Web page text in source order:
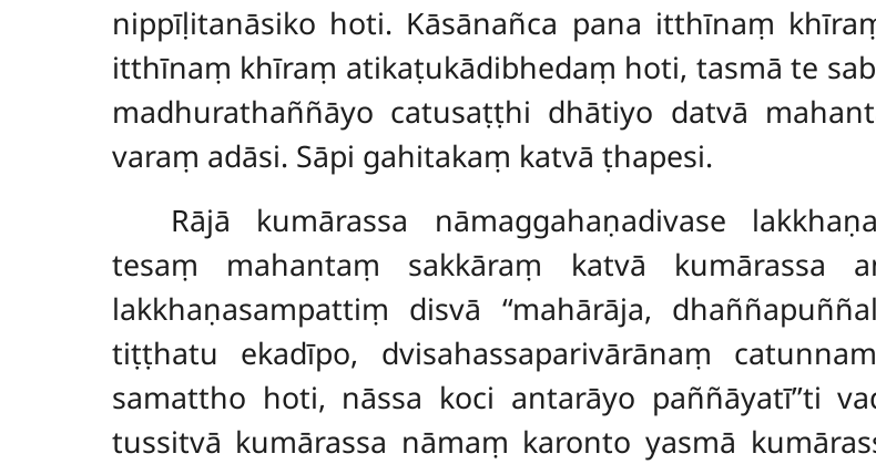
nippīḷitanāsiko hoti. Kāsānañca pana itthīnaṃ
itthīnaṃ khīraṃ atikaṭukādibhedaṃ hoti, tasmā te
madhurathaññāyo catusaṭṭhi dhātiyo datvā
varaṃ adāsi. Sāpi gahitakaṃ katvā ṭhapesi.
Rājā kumārassa nāmaggahaṇadivase
tesaṃ mahantaṃ sakkāraṃ katvā kumārassa
lakkhaṇasampattiṃ disvā ‘‘mahārāja,
tiṭṭhatu ekadīpo, dvisahassaparivārānaṃ
samattho hoti, nāssa koci antarāyo paññāyatī’’ti
tussitvā kumārassa nāmaṃ karonto yasmā